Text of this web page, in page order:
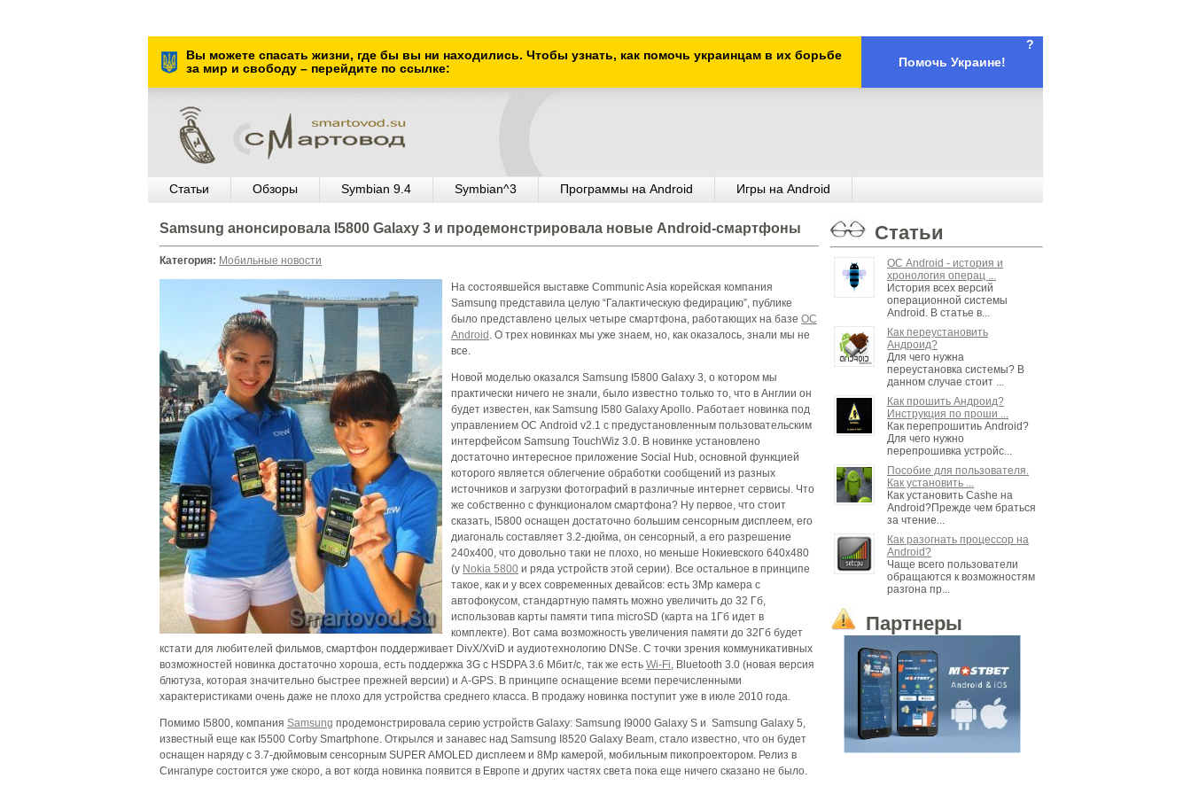
Вы можете спасать жизни, где бы вы ни находились. Чтобы узнать, как помочь украинцам в их борьбе
за мир и свободу – перейдите по ссылке:
Помочь Украине!
?
Статьи Обзоры Symbian 9.4 Symbian^3 Программы на Android Игры на Android
Samsung анонсировала I5800 Galaxy 3 и продемонстрировала новые Android-смартфоны
Категория: Мобильные новости
На состоявшейся выставке Communic Asia корейская компания
Samsung представила целую “Галактическую федирацию”, публике
было представлено целых четыре смартфона, работающих на базе ОС
Android . О трех новинках мы уже знаем, но, как оказалось, знали мы не
все.
Новой моделью оказался Samsung I5800 Galaxy 3, о котором мы
практически ничего не знали, было известно только то, что в Англии он
будет известен, как Samsung I580 Galaxy Apollo. Работает новинка под
управлением ОС Android v2.1 с предустановленным пользовательским
интерфейсом Samsung TouchWiz 3.0. В новинке установлено
достаточно интересное приложение Social Hub, основной функцией
которого является облегчение обработки сообщений из разных
источников и загрузки фотографий в различные интернет сервисы. Что
же собственно с функционалом смартфона? Ну первое, что стоит
сказать, I5800 оснащен достаточно большим сенсорным дисплеем, его
диагональ составляет 3.2-дюйма, он сенсорный, а его разрешение
240х400, что довольно таки не плохо, но меньше Нокиевского 640х480
(у Nokia 5800 и ряда устройств этой серии). Все остальное в принципе
такое, как и у всех современных девайсов: есть 3Mp камера с
автофокусом, стандартную память можно увеличить до 32 Гб,
использовав карты памяти типа microSD (карта на 1Гб идет в
комплекте). Вот сама возможность увеличения памяти до 32Гб будет
кстати для любителей фильмов, смартфон поддерживает DivX/XviD и аудиотехнологию DNSe. С точки зрения коммуникативных
возможностей новинка достаточно хороша, есть поддержка 3G c HSDPA 3.6 Мбит/с, так же есть Wi-Fi, Bluetooth 3.0 (новая версия
блютуза, которая значительно быстрее прежней версии) и A-GPS. В принципе оснащение всеми перечисленными
характеристиками очень даже не плохо для устройства среднего класса. В продажу новинка поступит уже в июле 2010 года.
Помимо I5800, компания Samsung продемонстрировала серию устройств Galaxy: Samsung I9000 Galaxy S и Samsung Galaxy 5,
известный еще как I5500 Corby Smartphone. Открылся и занавес над Samsung I8520 Galaxy Beam, стало известно, что он будет
оснащен наряду с 3.7-дюймовым сенсорным SUPER AMOLED дисплеем и 8Mp камерой, мобильным пикопроектором. Релиз в
Сингапуре состоится уже скоро, а вот когда новинка появится в Европе и других частях света пока еще ничего сказано не было.
Статьи
ОС Android - история и
хронология операц ...
История всех версий
операционной системы
Android. В статье в...
Как переустановить
Андроид?
Для чего нужна
переустановка системы? В
данном случае стоит ...
Как прошить Андроид?
Инструкция по проши ...
Как перепрошитиь Android?
Для чего нужно
перепрошивка устройс...
Пособие для пользователя.
Как установить ...
Как установить Cashe на
Android?Прежде чем браться
за чтение...
Как разогнать процессор на
Android?
Чаще всего пользователи
обращаются к возможностям
разгона пр...
Партнеры